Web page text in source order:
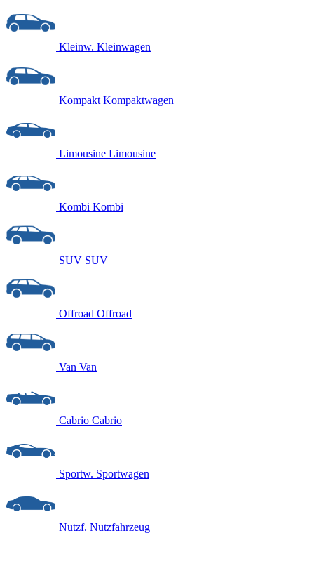
Kleinw. Kleinwagen
Kompakt Kompaktwagen
Limousine Limousine
Kombi Kombi
SUV SUV
Offroad Offroad
Van Van
Cabrio Cabrio
Sportw. Sportwagen
Nutzf. Nutzfahrzeug